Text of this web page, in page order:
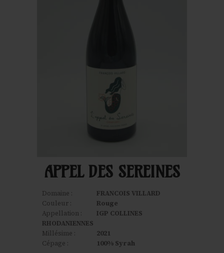
APPEL DES SEREINES
Domaine :
FRANCOIS VILLARD
Couleur :
Rouge
Appellation :
IGP COLLINES
RHODANIENNES
Millésime :
2021
Cépage :
100% Syrah